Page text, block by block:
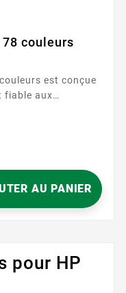
couleurs
fiable aux
référence HP
en quelques gestes
sans
des couleurs
AU PANIER
pour HP